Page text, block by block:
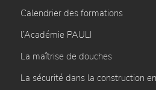
Calendrier des formations
l’Académie PAULI
La maîtrise de douches
La sécurité dans la construction